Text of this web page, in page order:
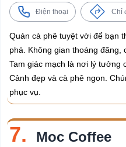
Điện thoại Chỉ
Quán cà phê tuyệt vời để bạn
phá. Không gian thoáng
Tam giác mạch là nơi lý tưởng
Cảnh đẹp và cà phê ngon.
phục vụ.
7. Moc Coffee